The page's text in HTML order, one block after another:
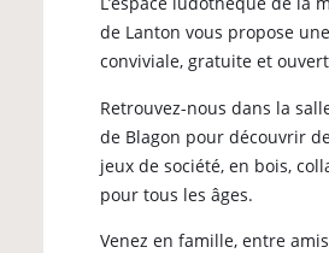
de Lanton vous propose
conviviale, gratuite et
Retrouvez-nous dans la
de Blagon pour découvrir
jeux de société, en bois,
pour tous les âges.
Venez en famille, entre